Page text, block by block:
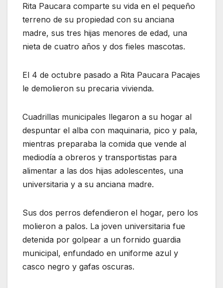
Rita Paucara comparte su vida en el pequeño
terreno de su propiedad con su anciana
madre, sus tres hijas menores de edad, una
nieta de cuatro años y dos fieles mascotas.
El 4 de octubre pasado a Rita Paucara Pacajes
le demolieron su precaria vivienda.
Cuadrillas municipales llegaron a su hogar al
despuntar el alba con maquinaria, pico y pala,
mientras preparaba la comida que vende al
mediodía a obreros y transportistas para
alimentar a las dos hijas adolescentes, una
universitaria y a su anciana madre.
Sus dos perros defendieron el hogar, pero los
molieron a palos. La joven universitaria fue
detenida por golpear a un fornido guardia
municipal, enfundado en uniforme azul y
casco negro y gafas oscuras.